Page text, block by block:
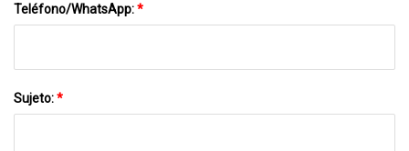
Teléfono/WhatsApp:*
Sujeto:*